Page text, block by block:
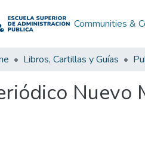
Communities &
Libros, Cartillas y Guías
Nuevo